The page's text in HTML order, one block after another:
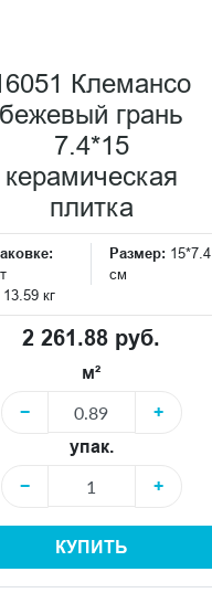
Клемансо
бежевый грань
7.4*15
керамическая
плитка
Размер: 15*7.4
см
13.59 кг
2 261.88 руб.
м²
−
+
упак.
−
+
КУПИТЬ